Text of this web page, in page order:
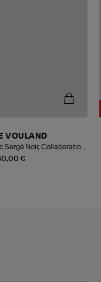
€
VOULAND
Sergé Noir, Collaboration
Loubry